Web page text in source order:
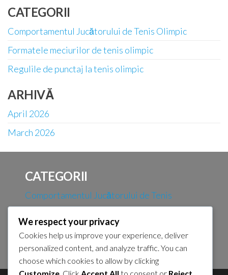
CATEGORII
Comportamentul Jucătorului de Tenis Olimpic
Formatele meciurilor de tenis olimpic
Regulile de punctaj la tenis olimpic
ARHIVĂ
April 2026
March 2026
CATEGORII
Comportamentul Jucătorului de Tenis
Olimpic
Formatele meciurilor de tenis olimpic
Regulile de punctaj la tenis olimpic
We respect your privacy
Cookies help us improve your experience, deliver
personalized content, and analyze traffic. You can
choose which cookies to allow by clicking